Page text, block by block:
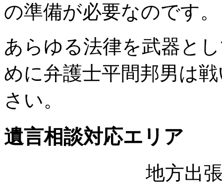
の準備が必要なのです。
あらゆる法律を武器と
めに弁護士平間邦男は
さい。
遺言相談対応エリア
地方出